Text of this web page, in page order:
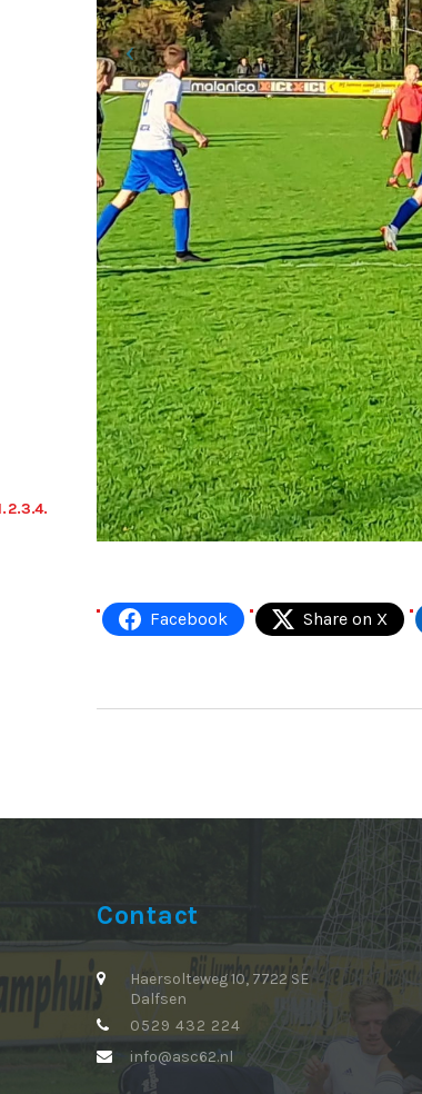
Facebook Share on X
Contact
Haersolteweg 10, 7722 SE
Dalfsen
0529 432 224
info@asc62.nl